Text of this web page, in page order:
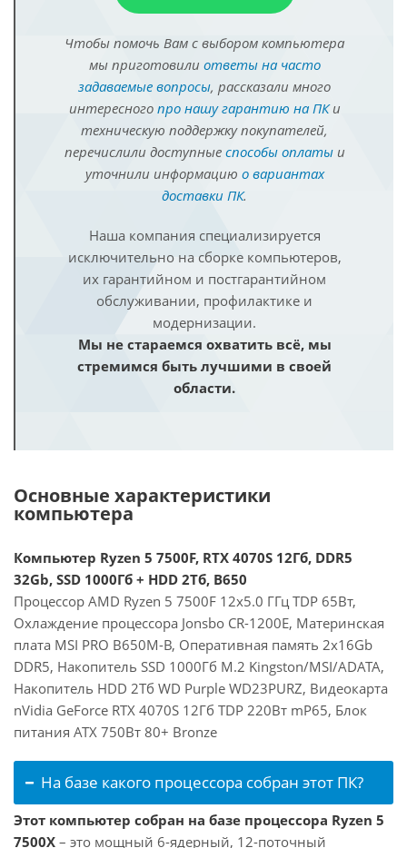
Чтобы помочь Вам с выбором компьютера
мы приготовили ответы на часто
задаваемые вопросы, рассказали много
интересного про нашу гарантию на ПКи
техническую поддержку покупателей,
перечислили доступные способы оплатыи
уточнили информацию о вариантах
доставки ПК.
Наша компания специализируется
исключительно на сборке компьютеров,
их гарантийном и постгарантийном
обслуживании, профилактике и
модернизации.
Мы не стараемся охватить всё, мы
стремимся быть лучшими в своей
области.
Основные характеристики
компьютера
Компьютер Ryzen 5 7500F, RTX 4070S 12Гб, DDR5
32Gb, SSD 1000Гб + HDD 2Тб, B650
Процессор AMD Ryzen 5 7500F 12x5.0 ГГц TDP 65Вт,
Охлаждение процессора Jonsbo CR-1200E, Материнская
плата MSI PRO B650M-B, Оперативная память 2x16Gb
DDR5, Накопитель SSD 1000Гб M.2 Kingston/MSI/ADATA,
Накопитель HDD 2Тб WD Purple WD23PURZ, Видеокарта
nVidia GeForce RTX 4070S 12Гб TDP 220Вт mP65, Блок
питания ATX 750Вт 80+ Bronze
На базе какого процессора собран этот ПК?
Этот компьютер собран на базе процессора Ryzen 5
7500X – это мощный 6-ядерный, 12-поточный